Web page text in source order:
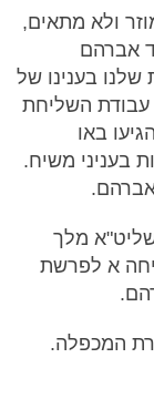
ולא מתאים,
אברהם
שלנו בענינו של
השליחת
באו
בעניני משיח.
מלך
א לפרשת
המכפלה.